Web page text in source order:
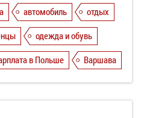
автомобиль
отдых
одежда и обувь
в Польше Варшава